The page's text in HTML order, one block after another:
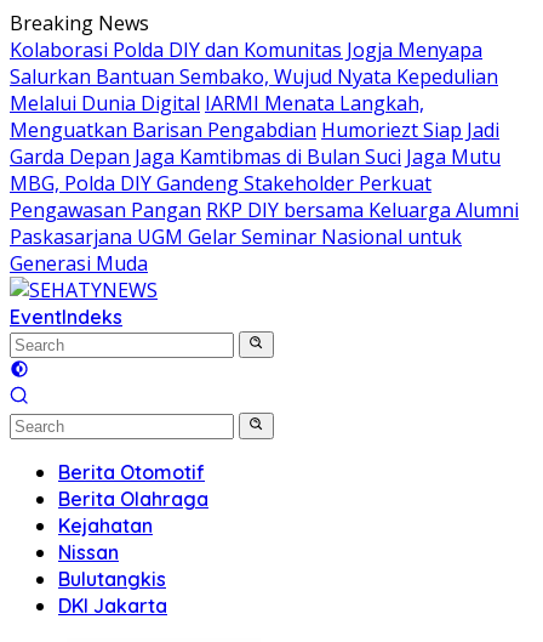
Skip
to
content
Breaking News
Kolaborasi Polda DIY dan Komunitas Jogja Menyapa
Salurkan Bantuan Sembako, Wujud Nyata Kepedulian
Melalui Dunia Digital IARMI Menata Langkah,
Menguatkan Barisan Pengabdian Humoriezt Siap Jadi
Garda Depan Jaga Kamtibmas di Bulan Suci Jaga Mutu
MBG, Polda DIY Gandeng Stakeholder Perkuat
Pengawasan Pangan RKP DIY bersama Keluarga Alumni
Paskasarjana UGM Gelar Seminar Nasional untuk
Generasi Muda
EventIndeks
Berita Otomotif
Berita Olahraga
Kejahatan
Nissan
Bulutangkis
DKI Jakarta